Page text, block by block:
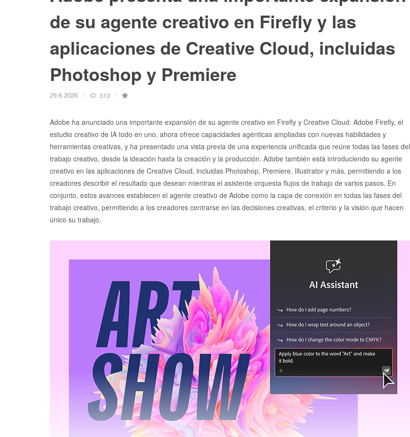
de su agente creativo en Firefly y las
aplicaciones de Creative Cloud, incluidas
Photoshop y Premiere
29.6.2026 313
Adobe ha anunciado una importante expansión de su agente creativo en Firefly y Creative Cloud. Adobe Firefly, el
estudio creativo de IA todo en uno, ahora ofrece capacidades agénticas ampliadas con nuevas habilidades y
herramientas creativas, y ha presentado una vista previa de una experiencia unificada que reúne todas las fases del
trabajo creativo, desde la ideación hasta la creación y la producción. Adobe también está introduciendo su agente
creativo en las aplicaciones de Creative Cloud, incluidas Photoshop, Premiere, Illustrator y más, permitiendo a los
creadores describir el resultado que desean mientras el asistente orquesta flujos de trabajo de varios pasos. En
conjunto, estos avances establecen el agente creativo de Adobe como la capa de conexión en todas las fases del
trabajo creativo, permitiendo a los creadores centrarse en las decisiones creativas, el criterio y la visión que hacen
único su trabajo.